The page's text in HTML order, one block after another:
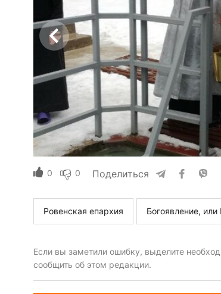
0 0 Поделиться
Ровенская епархия Богоявление,
Если вы заметили ошибку, выделите
сообщить об этом редакции.